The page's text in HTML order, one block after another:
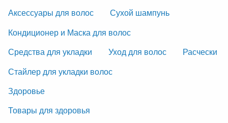
Аксессуары для волос
Сухой шампунь
Кондиционер и Маска для волос
Средства для укладки
Уход для волос
Расчески
Стайлер для укладки волос
Здоровье
Товары для здоровья